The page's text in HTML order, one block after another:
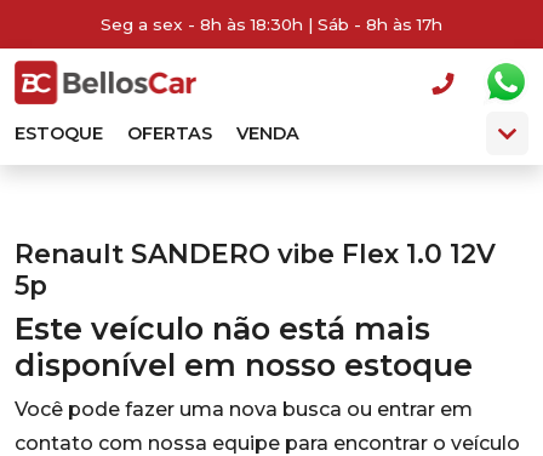
Seg a sex - 8h às 18:30h | Sáb - 8h às 17h
ESTOQUE OFERTAS VENDA
Renault SANDERO vibe Flex 1.0 12V
5p
Este veículo não está mais
disponível em nosso estoque
Você pode fazer uma nova busca ou entrar em
contato com nossa equipe para encontrar o veículo